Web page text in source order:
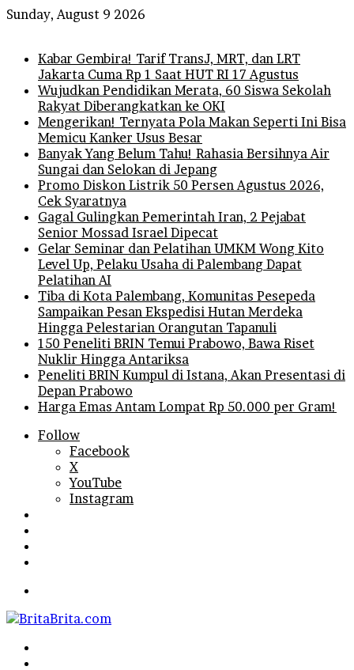
Sunday, August 9 2026
Kabar Gembira! Tarif TransJ, MRT, dan LRT
Jakarta Cuma Rp 1 Saat HUT RI 17 Agustus
Wujudkan Pendidikan Merata, 60 Siswa Sekolah
Rakyat Diberangkatkan ke OKI
Mengerikan! Ternyata Pola Makan Seperti Ini Bisa
Memicu Kanker Usus Besar
Banyak Yang Belum Tahu! Rahasia Bersihnya Air
Sungai dan Selokan di Jepang
Promo Diskon Listrik 50 Persen Agustus 2026,
Cek Syaratnya
Gagal Gulingkan Pemerintah Iran, 2 Pejabat
Senior Mossad Israel Dipecat
Gelar Seminar dan Pelatihan UMKM Wong Kito
Level Up, Pelaku Usaha di Palembang Dapat
Pelatihan AI
Tiba di Kota Palembang, Komunitas Pesepeda
Sampaikan Pesan Ekspedisi Hutan Merdeka
Hingga Pelestarian Orangutan Tapanuli
150 Peneliti BRIN Temui Prabowo, Bawa Riset
Nuklir Hingga Antariksa
Peneliti BRIN Kumpul di Istana, Akan Presentasi di
Depan Prabowo
Harga Emas Antam Lompat Rp 50.000 per Gram!
Follow
Facebook
X
YouTube
Instagram